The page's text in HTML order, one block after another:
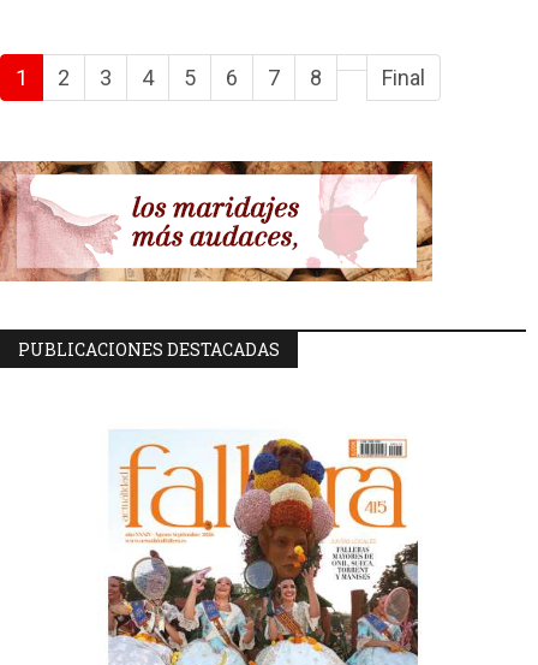
1 2 3 4 5 6 7 8 Final
PUBLICACIONES DESTACADAS